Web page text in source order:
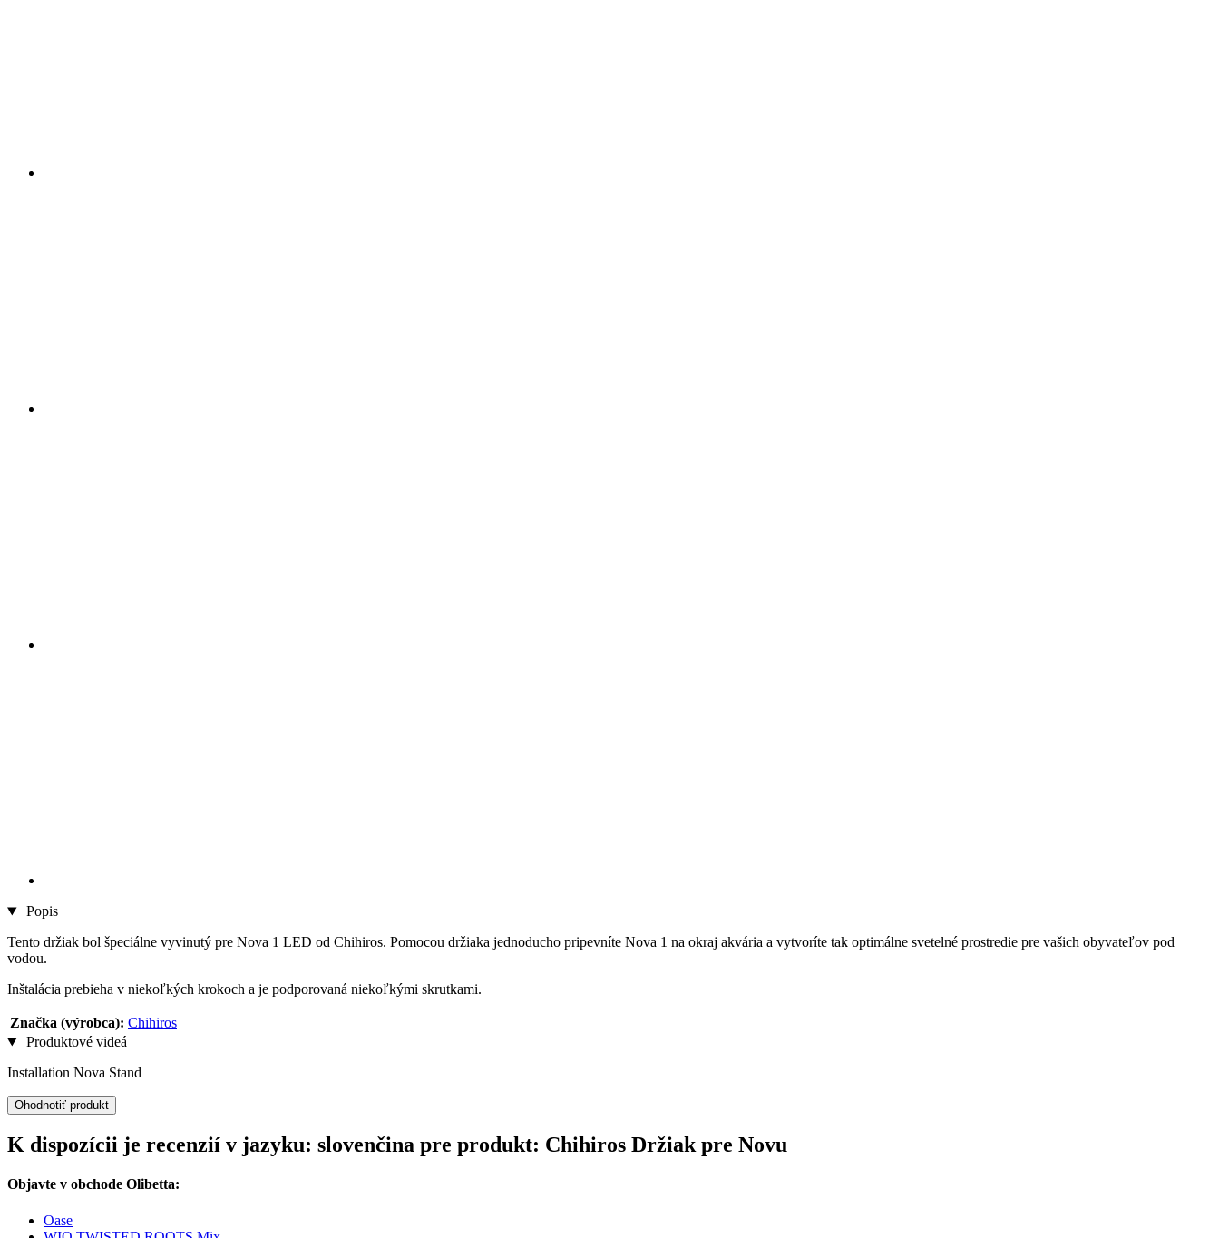
Popis
Tento držiak bol špeciálne vyvinutý pre Nova 1 LED od Chihiros. Pomocou držiaka jednoducho pripevníte Nova 1 na okraj akvária a vytvoríte tak optimálne svetelné prostredie pre vašich obyvateľov pod
vodou.
Inštalácia prebieha v niekoľkých krokoch a je podporovaná niekoľkými skrutkami.
Značka (výrobca): Chihiros
Produktové videá
Installation Nova Stand
Ohodnotiť produkt
K dispozícii je recenzií v jazyku: slovenčina pre produkt: Chihiros Držiak pre Novu
Objavte v obchode Olibetta:
Oase